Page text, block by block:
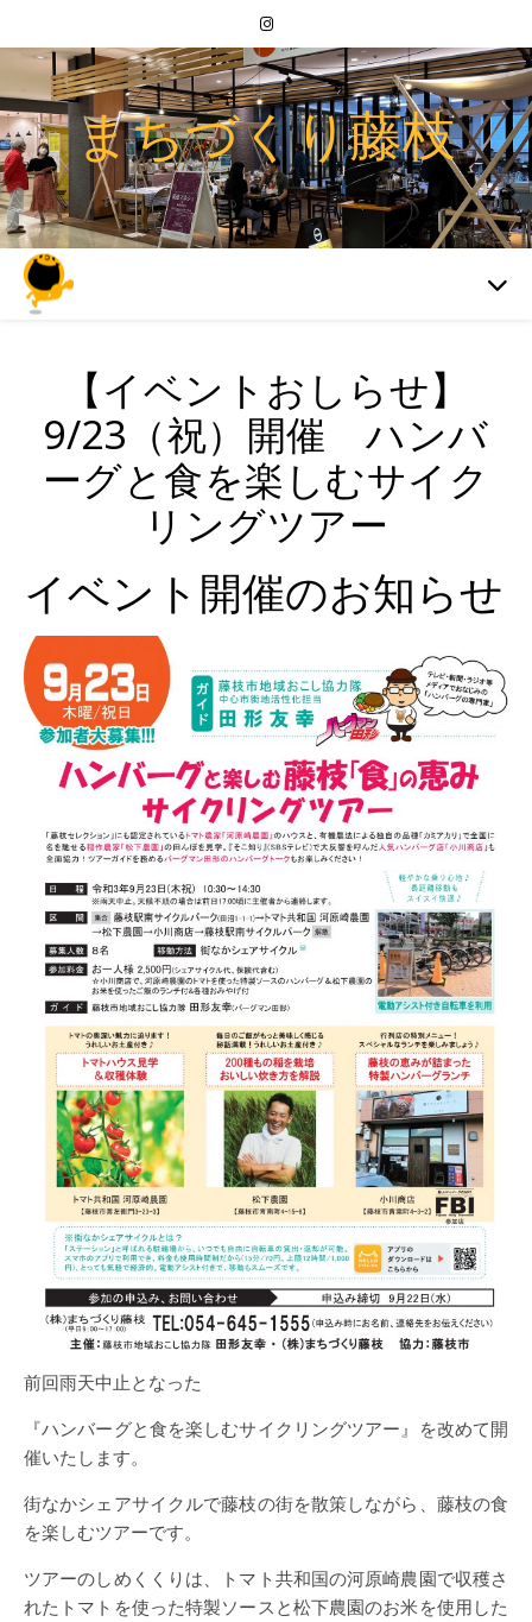
まちづくり藤枝
【イベントおしらせ】
9/23（祝）開催 ハンバ
ーグと食を楽しむサイク
リングツアー
イベント開催のお知らせ
前回雨天中止となった
『ハンバーグと食を楽しむサイクリングツアー』を改めて開
催いたします。
街なかシェアサイクルで藤枝の街を散策しながら、藤枝の食
を楽しむツアーです。
ツアーのしめくくりは、トマト共和国の河原崎農園で収穫さ
れたトマトを使った特製ソースと松下農園のお米を使用した